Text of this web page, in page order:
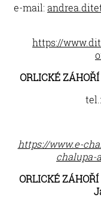
e-mail:
https://
ORLICKÉ ZÁHOŘÍ
https://www.e-
chalupa-
ORLICKÉ ZÁHOŘÍ